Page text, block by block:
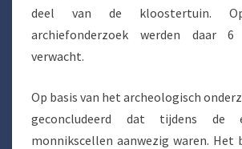
deel van de kloostertuin.
archiefonderzoek werden daar 6
verwacht.
Op basis van het archeologisch
geconcludeerd dat tijdens
monnikscellen aanwezig waren. Het